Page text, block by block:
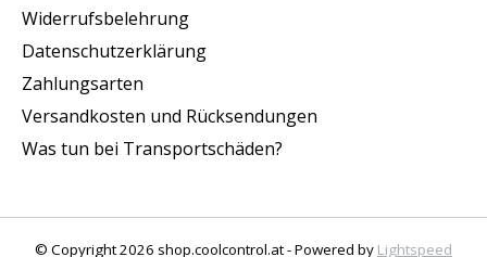
Widerrufsbelehrung
Datenschutzerklärung
Zahlungsarten
Versandkosten und Rücksendungen
Was tun bei Transportschäden?
© Copyright 2026 shop.coolcontrol.at - Powered by Lightspeed